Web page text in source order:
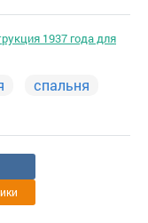
1937 года для
спальня